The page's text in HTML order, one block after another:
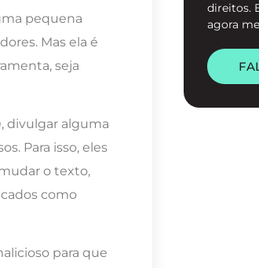
pequena
Mas ela é
seja
, divulgar alguma
Para isso, eles
o texto,
como
para que
direitos.
agora